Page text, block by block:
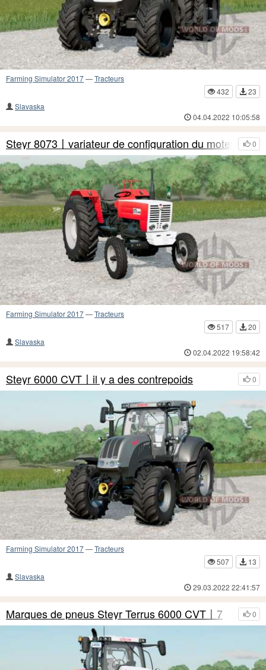
Farming Simulator 2017—Tracteurs
432
23
Slavaska
04.04.2022 10:05:58
0
Steyr 8073〡variateur de configuration du moteur
Farming Simulator 2017—Tracteurs
517
20
Slavaska
02.04.2022 19:58:42
0
Steyr 6000 CVT〡il y a des contrepoids
Farming Simulator 2017—Tracteurs
507
13
Slavaska
29.03.2022 22:41:57
0
Marques de pneus Steyr Terrus 6000 CVT〡7